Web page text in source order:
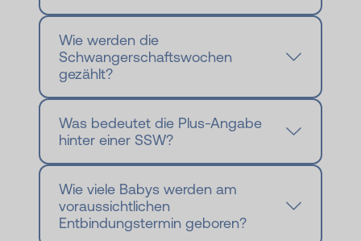
Wie werden die
Schwangerschaftswochen
gezählt?
Was bedeutet die Plus-Angabe
hinter einer SSW?
Wie viele Babys werden am
voraussichtlichen
Entbindungstermin geboren?